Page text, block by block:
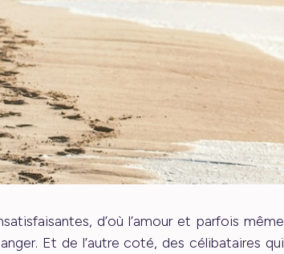
d’où l’amour et parfois même
Et de l’autre coté, des célibataires qui